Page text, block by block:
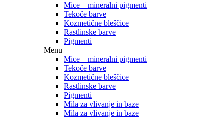
Mice – mineralni pigmenti
Tekoče barve
Kozmetične bleščice
Rastlinske barve
Pigmenti
Menu
Mice – mineralni pigmenti
Tekoče barve
Kozmetične bleščice
Rastlinske barve
Pigmenti
Mila za vlivanje in baze
Mila za vlivanje in baze